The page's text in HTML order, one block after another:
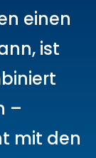
einen
ist
–
mit den